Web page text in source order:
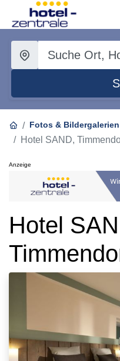
Fotos & Bildergalerien
Hotel SAND,
Anzeige
Hotel